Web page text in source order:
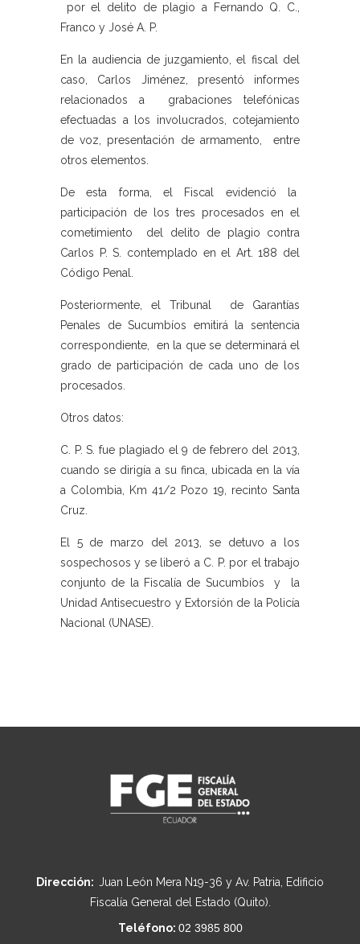
por el delito de plagio a Fernando Q. C.,
Franco y José A. P.
En la audiencia de juzgamiento, el fiscal del
caso, Carlos Jiménez, presentó informes
relacionados a grabaciones telefónicas
efectuadas a los involucrados, cotejamiento
de voz, presentación de armamento, entre
otros elementos.
De esta forma, el Fiscal evidenció la
participación de los tres procesados en el
cometimiento del delito de plagio contra
Carlos P. S. contemplado en el Art. 188 del
Código Penal.
Posteriormente, el Tribunal de Garantías
Penales de Sucumbíos emitirá la sentencia
correspondiente, en la que se determinará el
grado de participación de cada uno de los
procesados.
Otros datos:
C. P. S. fue plagiado el 9 de febrero del 2013,
cuando se dirigía a su finca, ubicada en la vía
a Colombia, Km 41/2 Pozo 19, recinto Santa
Cruz.
El 5 de marzo del 2013, se detuvo a los
sospechosos y se liberó a C. P. por el trabajo
conjunto de la Fiscalía de Sucumbíos y la
Unidad Antisecuestro y Extorsión de la Policía
Nacional (UNASE).
Dirección: Juan León Mera N19-36 y Av. Patria, Edificio
Fiscalía General del Estado (Quito).
Teléfono: 02 3985 800